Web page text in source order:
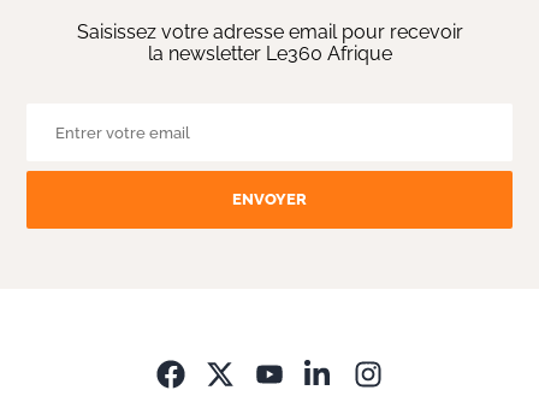
Saisissez votre adresse email pour recevoir
la newsletter Le360 Afrique
ENVOYER